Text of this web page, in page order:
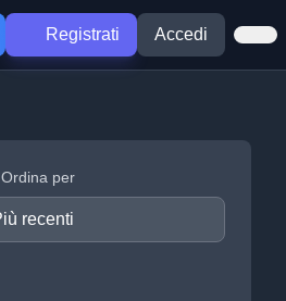
Registrati Accedi
Ordina per